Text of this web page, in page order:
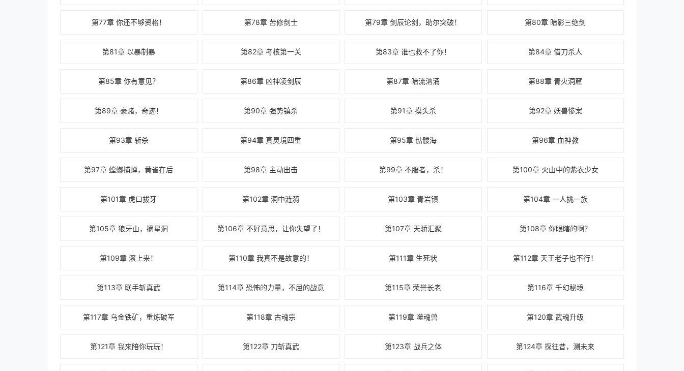
第77章 你还不够资格！ 第78章 苦修剑士 第79章 剑辰论剑，助尔突破！ 第80章 暗影三绝剑
第81章 以暴制暴 第82章 考核第一关 第83章 谁也救不了你！ 第84章 借刀杀人
第85章 你有意见？ 第86章 凶神凌剑辰 第87章 暗流汹涌 第88章 青火洞窟
第89章 豪赌，奇迹！ 第90章 强势镇杀 第91章 摸头杀 第92章 妖兽惨案
第93章 斩杀 第94章 真灵境四重 第95章 骷髅海 第96章 血神教
第97章 螳螂捕蝉，黄雀在后 第98章 主动出击 第99章 不服者，杀！ 第100章 火山中的紫衣少女
第101章 虎口拔牙 第102章 洞中涟漪 第103章 青岩镇 第104章 一人挑一族
第105章 狼牙山，摘星洞 第106章 不好意思，让你失望了！ 第107章 天骄汇聚 第108章 你眼瞎的啊？
第109章 滚上来！ 第110章 我真不是故意的！ 第111章 生死状 第112章 天王老子也不行！
第113章 联手斩真武 第114章 恐怖的力量，不屈的战意 第115章 荣誉长老 第116章 千幻秘境
第117章 乌金铁矿，重炼破军 第118章 古魂宗 第119章 噬魂兽 第120章 武魂升级
第121章 我来陪你玩玩！ 第122章 刀斩真武 第123章 战兵之体 第124章 探往昔，测未来